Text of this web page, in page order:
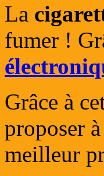
La
fumer !
Grâce à
proposer
meilleur